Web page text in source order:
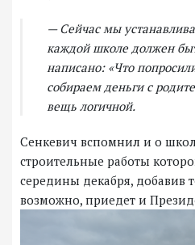
— Сейчас мы
каждой школе должен
написано: «Что
собираем деньги с
вещь логичной.
Сенкевич вспомнил и о
строительные работы
середины декабря, добавив
возможно, приедет и